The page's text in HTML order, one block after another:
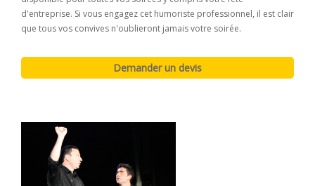
d'entreprise. Si vous engagez cet humoriste professionnel, il est clair
que tous vos convives n'oublieront jamais votre soirée.